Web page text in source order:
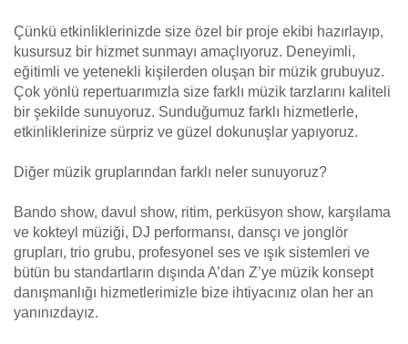
Çünkü etkinliklerinizde size özel bir proje ekibi hazırlayıp,
kusursuz bir hizmet sunmayı amaçlıyoruz. Deneyimli,
eğitimli ve yetenekli kişilerden oluşan bir müzik grubuyuz.
Çok yönlü repertuarımızla size farklı müzik tarzlarını kaliteli
bir şekilde sunuyoruz. Sunduğumuz farklı hizmetlerle,
etkinliklerinize sürpriz ve güzel dokunuşlar yapıyoruz.
Diğer müzik gruplarından farklı neler sunuyoruz?
Bando show, davul show, ritim, perküsyon show, karşılama
ve kokteyl müziği, DJ performansı, dansçı ve jonglör
grupları, trio grubu, profesyonel ses ve ışık sistemleri ve
bütün bu standartların dışında A’dan Z’ye müzik konsept
danışmanlığı hizmetlerimizle bize ihtiyacınız olan her an
yanınızdayız.